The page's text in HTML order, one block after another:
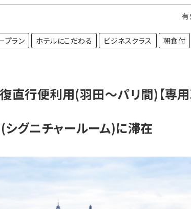
プラン ホテルにこだわる ビジネスクラス 朝食付
直行便利用(羽田～パリ間)【専
グニチャールーム)に滞在